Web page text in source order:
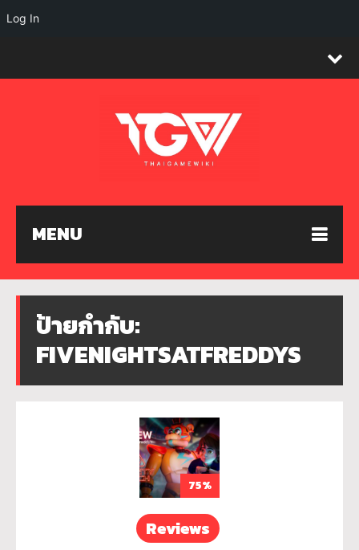
MENU
ป้ายกำกับ:
FIVENIGHTSATFREDDYS
75%
Reviews
Log In